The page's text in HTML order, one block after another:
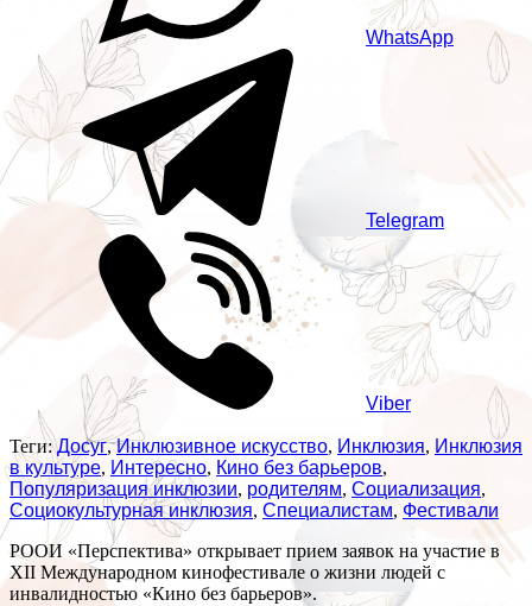
WhatsApp
Telegram
Viber
Теги:Досуг,Инклюзивное искусство, Инклюзия, Инклюзия
в культуре, Интересно, Кино без барьеров,
Популяризация инклюзии, родителям, Социализация,
Социокультурная инклюзия, Специалистам, Фестивали
РООИ «Перспектива» открывает прием заявок на участие в
XII Международном кинофестивале о жизни людей с
инвалидностью «Кино без барьеров».